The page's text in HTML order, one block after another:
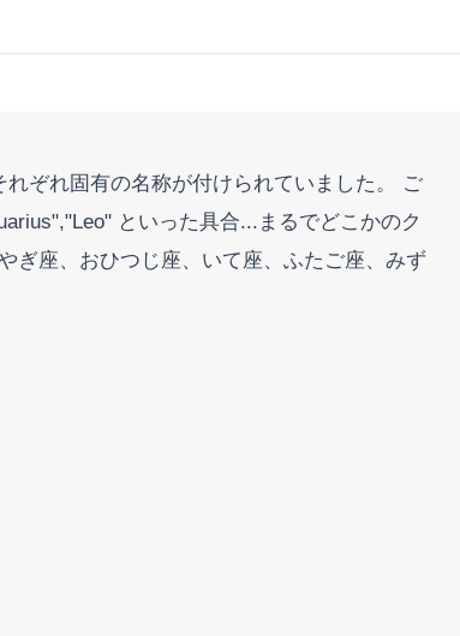
ぞれ固有の名称が付けられていました。 ご
といった具合...まるでどこかのク
ぎ座、おひつじ座、いて座、ふたご座、みず